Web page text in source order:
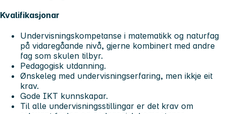
Kvalifikasjonar
Undervisningskompetanse i matematikk og naturfag
på vidaregåande nivå, gjerne kombinert med andre
fag som skulen tilbyr.
Pedagogisk utdanning.
Ønskeleg med undervisningserfaring, men ikkje eit
krav.
Gode IKT kunnskapar.
Til alle undervisningsstillingar er det krav om